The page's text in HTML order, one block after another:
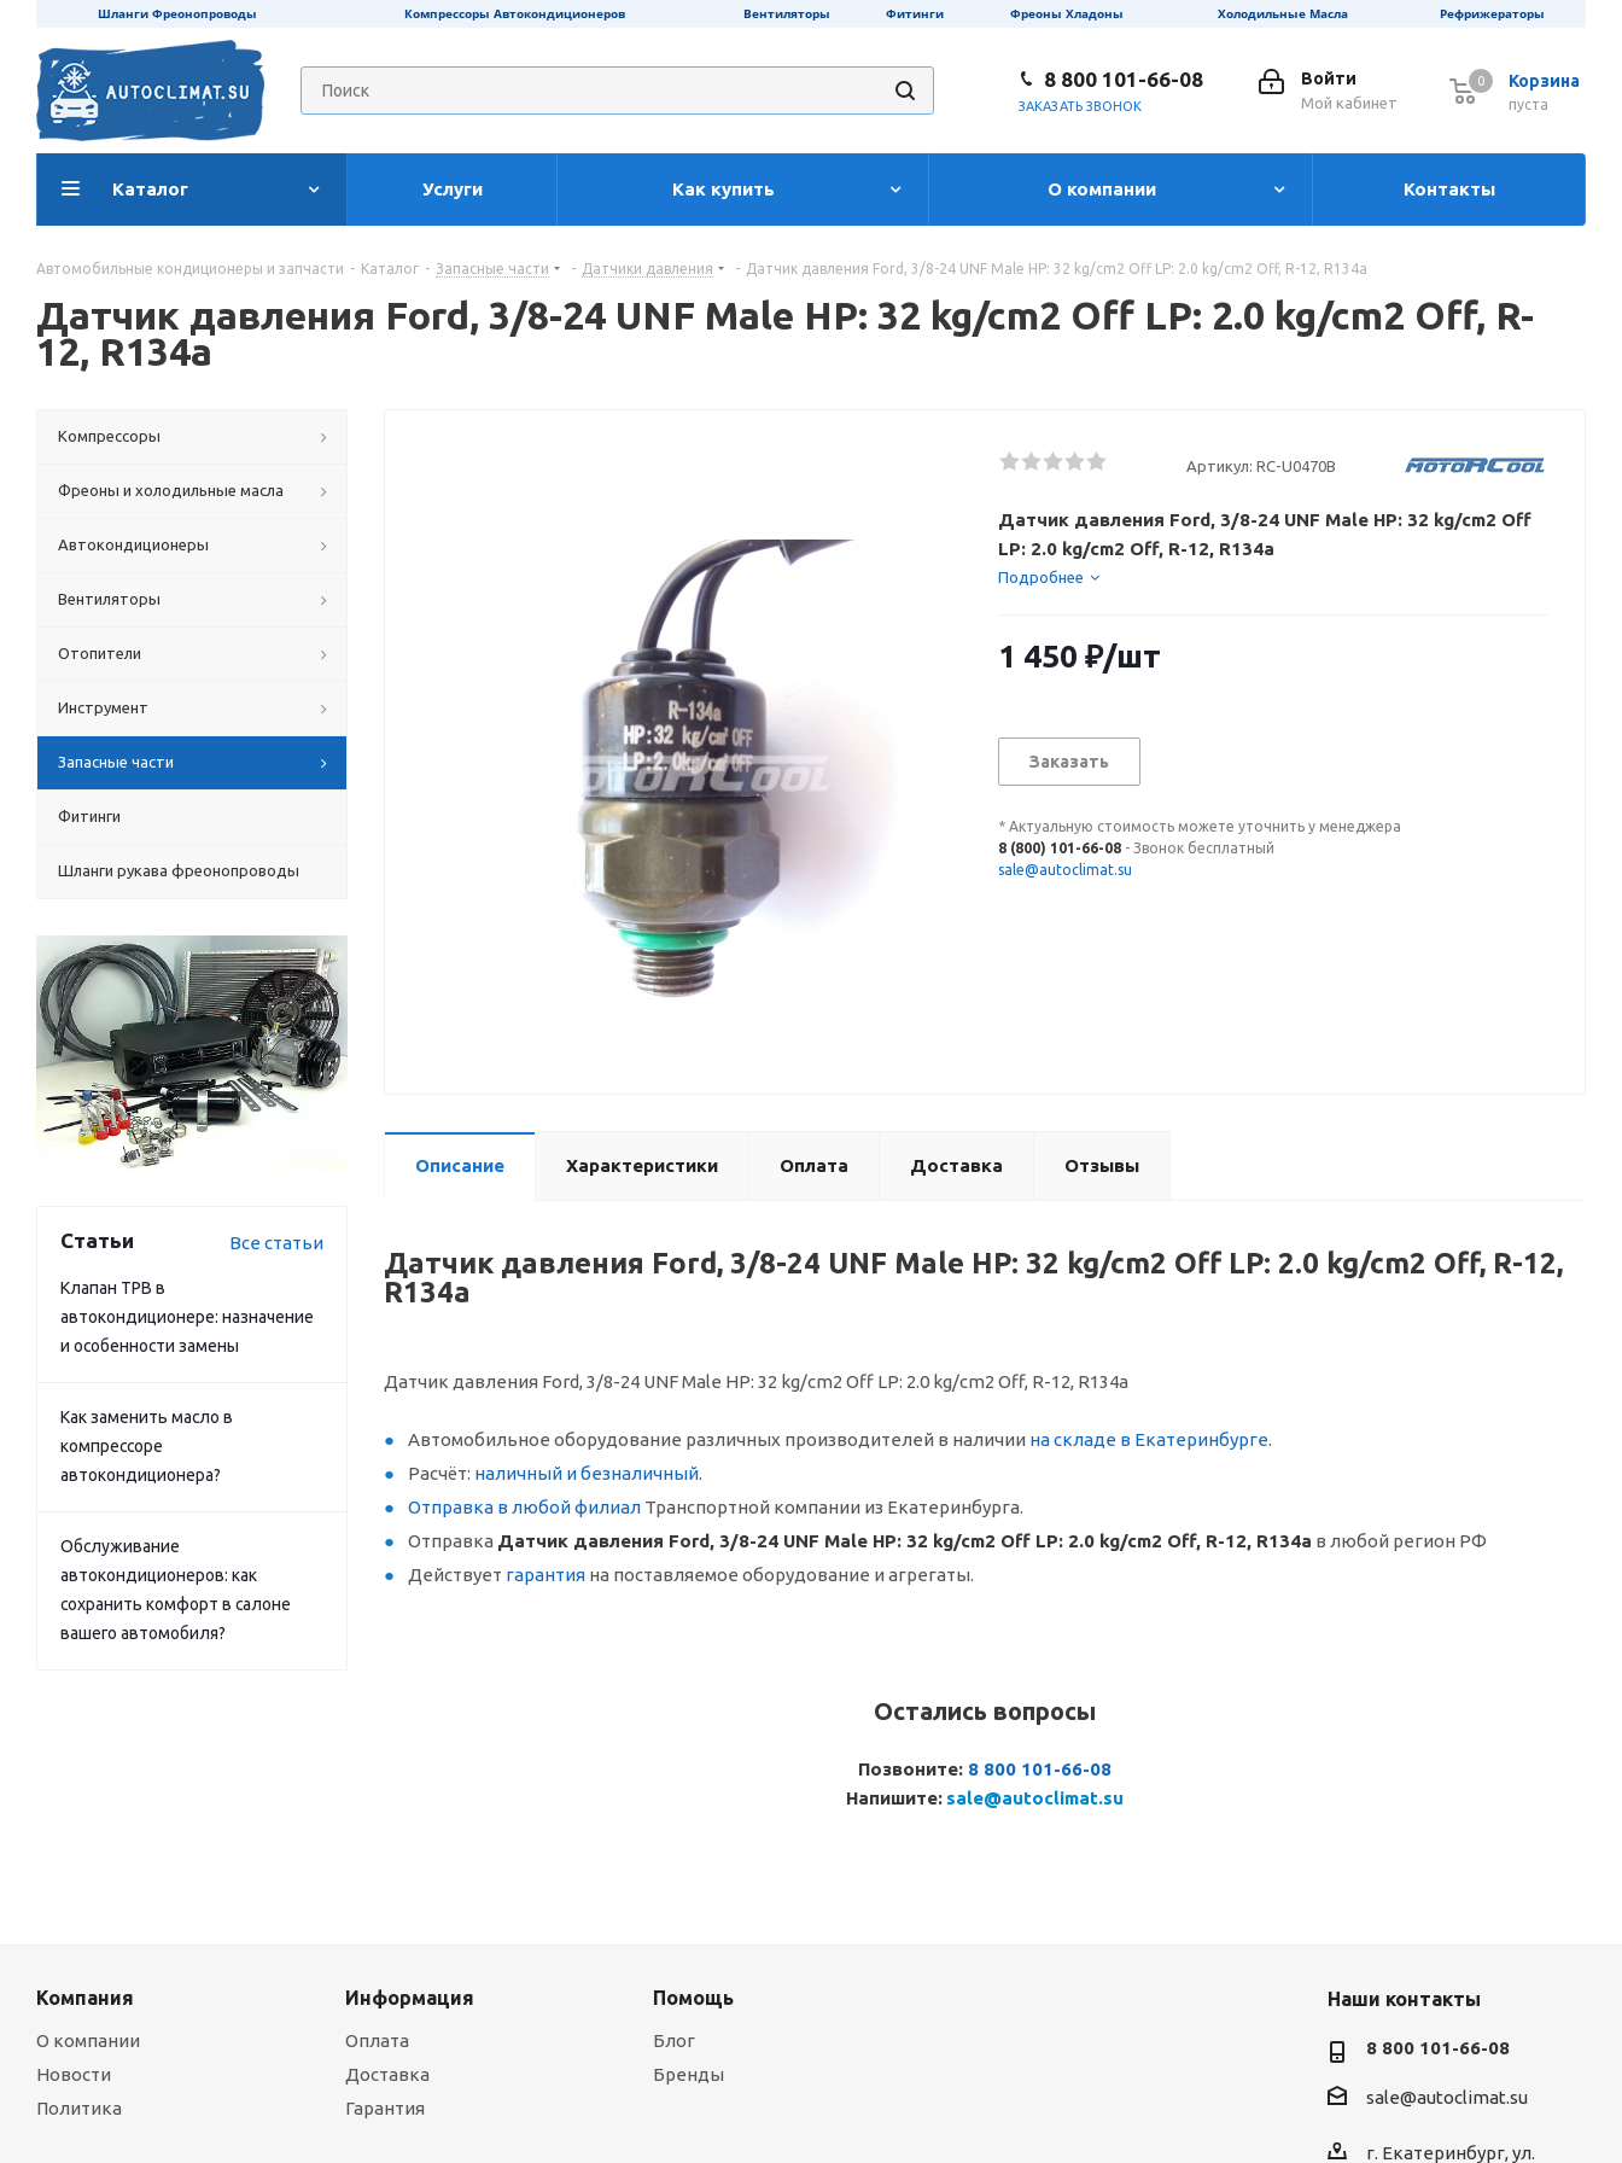
Шланги Фреонопроводы Компрессоры Автокондиционеров Вентиляторы Фитинги Фреоны Хладоны Холодильные Масла Рефрижераторы
Корзина
0
пуста
0
Войти
Мой кабинет
8 800 101-66-08
ЗАКАЗАТЬ ЗВОНОК
Каталог Услуги Как купить О компании Контакты
Автомобильные кондиционеры и запчасти - Каталог - Запасные части - Датчики давления - Датчик давления Ford, 3/8-24 UNF Male HP: 32 kg/cm2 Off LP: 2.0 kg/cm2 Off, R-12, R134a
Датчик давления Ford, 3/8-24 UNF Male HP: 32 kg/cm2 Off LP: 2.0 kg/cm2 Off, R-
12, R134a
Артикул: RC-U0470B
Датчик давления Ford, 3/8-24 UNF Male HP: 32 kg/cm2 Off
LP: 2.0 kg/cm2 Off, R-12, R134a
Подробнее
1 450 ₽/шт
Заказать
* Актуальную стоимость можете уточнить у менеджера
8 (800) 101-66-08 - Звонок бесплатный
sale@autoclimat.su
Описание Характеристики Оплата Доставка Отзывы
Датчик давления Ford, 3/8-24 UNF Male HP: 32 kg/cm2 Off LP: 2.0 kg/cm2 Off, R-12,
R134a
Датчик давления Ford, 3/8-24 UNF Male HP: 32 kg/cm2 Off LP: 2.0 kg/cm2 Off, R-12, R134a
Автомобильное оборудование различных производителей в наличии на складе в Екатеринбурге.
Расчёт: наличный и безналичный.
Отправка в любой филиал Транспортной компании из Екатеринбурга.
Отправка Датчик давления Ford, 3/8-24 UNF Male HP: 32 kg/cm2 Off LP: 2.0 kg/cm2 Off, R-12, R134a в любой регион РФ
Действует гарантия на поставляемое оборудование и агрегаты.
Остались вопросы
Позвоните: 8 800 101-66-08
Напишите: sale@autoclimat.su
Компрессоры
Фреоны и холодильные масла
Автокондиционеры
Вентиляторы
Отопители
Инструмент
Запасные части
Фитинги
Шланги рукава фреонопроводы
Статьи Все статьи
Клапан ТРВ в
автокондиционере: назначение
и особенности замены
Как заменить масло в
компрессоре
автокондиционера?
Обслуживание
автокондиционеров: как
сохранить комфорт в салоне
вашего автомобиля?
Компания
О компании
Новости
Политика
Информация
Оплата
Доставка
Гарантия
Помощь
Блог
Бренды
Наши контакты
8 800 101-66-08
sale@autoclimat.su
г. Екатеринбург, ул.